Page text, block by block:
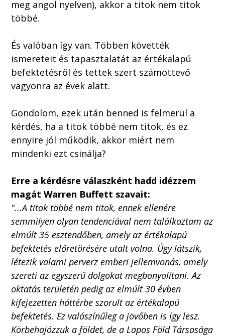
meg angol nyelven), akkor a titok nem titok
többé.
És valóban így van. Többen követték
ismereteit és tapasztalatát az értékalapú
befektetésről és tettek szert számottevő
vagyonra az évek alatt.
Gondolom, ezek után benned is felmerül a
kérdés, ha a titok többé nem titok, és ez
ennyire jól működik, akkor miért nem
mindenki ezt csinálja?
Erre a kérdésre válaszként hadd idézzem
magát Warren Buffett szavait:
"...A titok többé nem titok, ennek ellenére
semmilyen olyan tendenciával nem találkoztam az
elmúlt 35 esztendőben, amely az értékalapú
befektetés előretörésére utalt volna. Úgy látszik,
létezik valami perverz emberi jellemvonás, amely
szereti az egyszerű dolgokat megbonyolítani. Az
oktatás területén pedig az elmúlt 30 évben
kifejezetten háttérbe szorult az értékalapú
befektetés. Ez valószínűleg a jövőben is így lesz.
Körbehajózzuk a földet, de a Lapos Föld Társasága